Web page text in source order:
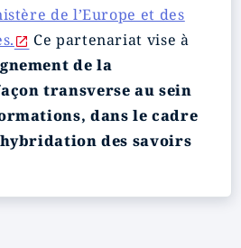
de l’Europe et des
Ce partenariat vise à
de la
transverse au sein
dans le cadre
des savoirs